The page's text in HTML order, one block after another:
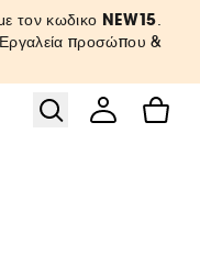
τον κωδικο NEW15.
προσώπου &